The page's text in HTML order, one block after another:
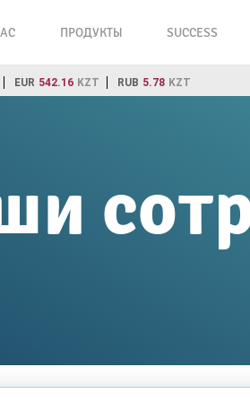
ПРОДУКТЫ SUCCESS
EUR 542.16 KZT RUB 5.78 KZT